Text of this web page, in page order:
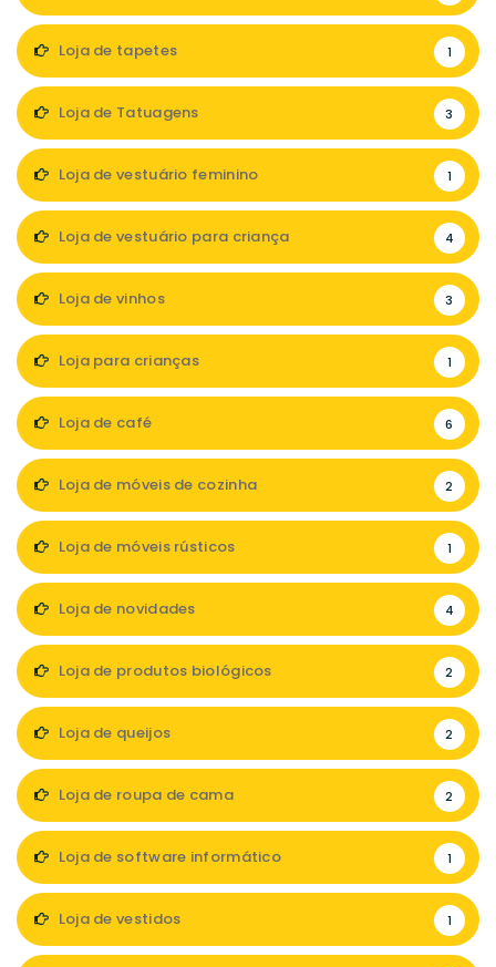
Loja de tapetes 1
Loja de Tatuagens 3
Loja de vestuário feminino 1
Loja de vestuário para criança 4
Loja de vinhos 3
Loja para crianças 1
Loja de café 6
Loja de móveis de cozinha 2
Loja de móveis rústicos 1
Loja de novidades 4
Loja de produtos biológicos 2
Loja de queijos 2
Loja de roupa de cama 2
Loja de software informático 1
Loja de vestidos 1